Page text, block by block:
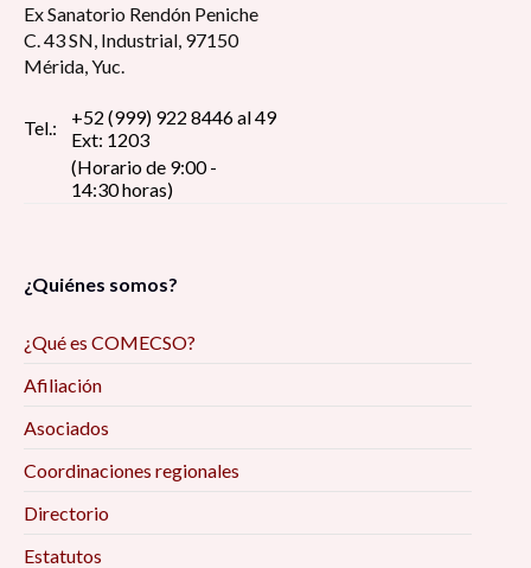
Ex Sanatorio Rendón Peniche
C. 43 SN, Industrial, 97150
Mérida, Yuc.
Tel.:
+52 (999) 922 8446 al 49
Ext: 1203
(Horario de 9:00 -
14:30 horas)
¿Quiénes somos?
¿Qué es COMECSO?
Afiliación
Asociados
Coordinaciones regionales
Directorio
Estatutos